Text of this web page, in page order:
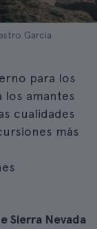
Garcia
para los
los amantes
cualidades
más
Sierra Nevada